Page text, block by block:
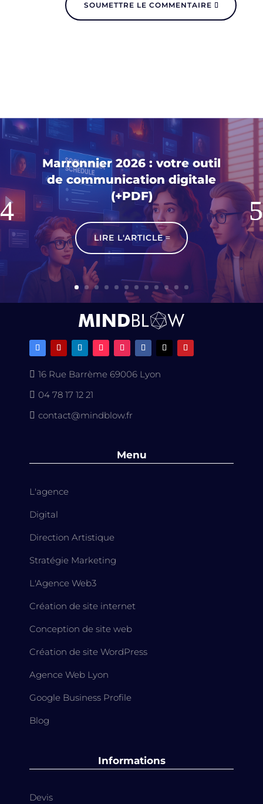
SOUMETTRE LE COMMENTAIRE
Marronnier 2026 : votre outil
de communication digitale
(+PDF)
LIRE L'ARTICLE
 16 Rue Barrème 69006 Lyon
 04 78 17 12 21
 contact@mindblow.fr
Menu
L'agence
Digital
Direction Artistique
Stratégie Marketing
L'Agence Web3
Création de site internet
Conception de site web
Création de site WordPress
Agence Web Lyon
Google Business Profile
Blog
Informations
Devis